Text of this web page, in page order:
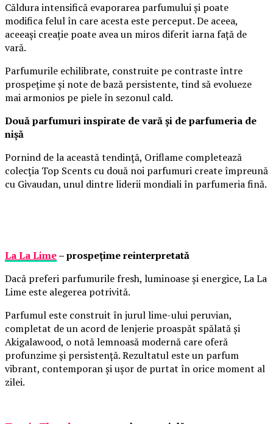
Căldura intensifică evaporarea parfumului și poate
modifica felul în care acesta este perceput. De aceea,
aceeași creație poate avea un miros diferit iarna față de
vară.
Parfumurile echilibrate, construite pe contraste între
prospețime și note de bază persistente, tind să evolueze
mai armonios pe piele în sezonul cald.
Două parfumuri inspirate de vară și de parfumeria de
nișă
Pornind de la această tendință, Oriflame completează
colecția Top Scents cu două noi parfumuri create împreună
cu Givaudan, unul dintre liderii mondiali în parfumeria fină.
La La Lime– prospețime reinterpretată
Dacă preferi parfumurile fresh, luminoase și energice, La La
Lime este alegerea potrivită.
Parfumul este construit în jurul lime-ului peruvian,
completat de un acord de lenjerie proaspăt spălată și
Akigalawood, o notă lemnoasă modernă care oferă
profunzime și persistență. Rezultatul este un parfum
vibrant, contemporan și ușor de purtat în orice moment al
zilei.